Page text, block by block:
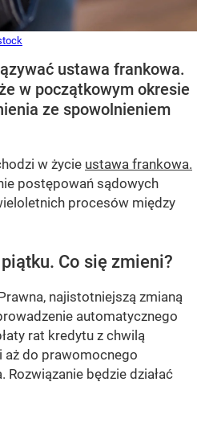
ustawa frankowa.
w początkowym okresie
ze spowolnieniem
w życie ustawa frankowa.
postępowań sądowych
procesów między
Co się zmieni?
najistotniejszą zmianą
automatycznego
rat kredytu z chwilą
aż do prawomocnego
będzie działać